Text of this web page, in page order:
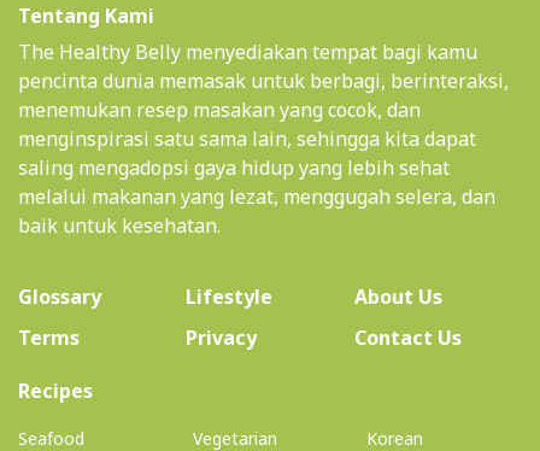
Tentang Kami
The Healthy Belly menyediakan tempat bagi kamu
pencinta dunia memasak untuk berbagi, berinteraksi,
menemukan resep masakan yang cocok, dan
menginspirasi satu sama lain, sehingga kita dapat
saling mengadopsi gaya hidup yang lebih sehat
melalui makanan yang lezat, menggugah selera, dan
baik untuk kesehatan.
Glossary Lifestyle About Us(current)
Terms
Privacy
Contact Us
Recipes(current)
Seafood Vegetarian Korean